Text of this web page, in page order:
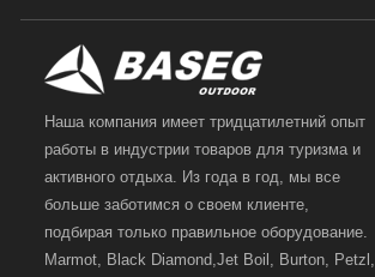
Наша компания имеет тридцатилетний опыт
работы в индустрии товаров для туризма и
активного отдыха. Из года в год, мы все
больше заботимся о своем клиенте,
подбирая только правильное оборудование.
Marmot, Black Diamond,Jet Boil, Burton, Petzl,